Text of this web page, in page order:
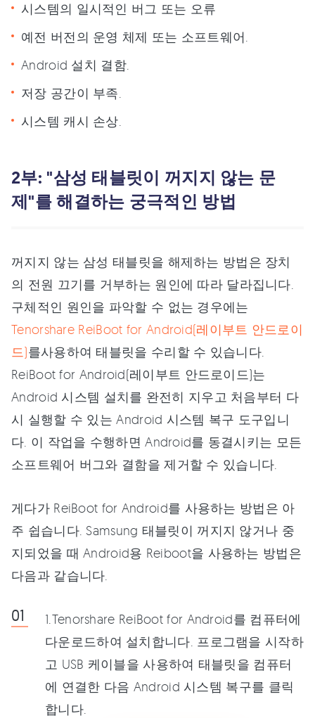
시스템의 일시적인 버그 또는 오류
예전 버전의 운영 체제 또는 소프트웨어.
Android 설치 결함.
저장 공간이 부족.
시스템 캐시 손상.
2부: "삼성 태블릿이 꺼지지 않는 문
제"를 해결하는 궁극적인 방법
꺼지지 않는 삼성 태블릿을 해제하는 방법은 장치
의 전원 끄기를 거부하는 원인에 따라 달라집니다.
구체적인 원인을 파악할 수 없는 경우에는
Tenorshare ReiBoot for Android(레이부트 안드로이
드)를사용하여 태블릿을 수리할 수 있습니다.
ReiBoot for Android(레이부트 안드로이드)는
Android 시스템 설치를 완전히 지우고 처음부터 다
시 실행할 수 있는 Android 시스템 복구 도구입니
다. 이 작업을 수행하면 Android를 동결시키는 모든
소프트웨어 버그와 결함을 제거할 수 있습니다.
게다가 ReiBoot for Android를 사용하는 방법은 아
주 쉽습니다. Samsung 태블릿이 꺼지지 않거나 중
지되었을 때 Android용 Reiboot을 사용하는 방법은
다음과 같습니다.
1.Tenorshare ReiBoot for Android를 컴퓨터에
다운로드하여 설치합니다. 프로그램을 시작하
고 USB 케이블을 사용하여 태블릿을 컴퓨터
에 연결한 다음 Android 시스템 복구를 클릭
합니다.